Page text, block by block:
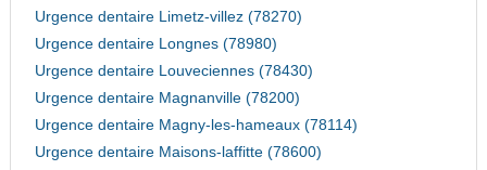
Urgence dentaire Limetz-villez (78270)
Urgence dentaire Longnes (78980)
Urgence dentaire Louveciennes (78430)
Urgence dentaire Magnanville (78200)
Urgence dentaire Magny-les-hameaux (78114)
Urgence dentaire Maisons-laffitte (78600)